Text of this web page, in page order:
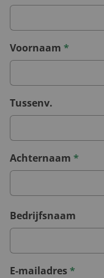
Voornaam *
Tussenv.
Achternaam *
Bedrijfsnaam
E-mailadres*